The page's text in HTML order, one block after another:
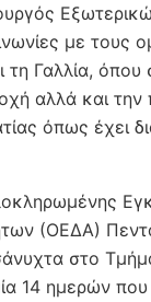
με τους
τη Γαλλία, όπου
αλλά και
όπως έχει
(ΟΕΔΑ)
στο
14 ημερών